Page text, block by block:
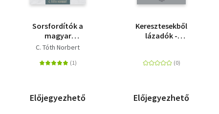
Sorsfordítók a
magyar
történelemben -
C. Tóth Norbert
Előjegyezhető
Keresztesekből
lázadók -
Előjegyezhető